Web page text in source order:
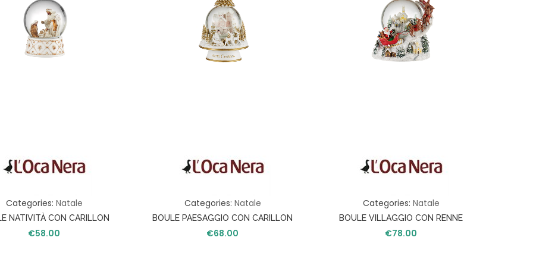
Categories: Natale
NATIVITÀ CON CARILLON
€58.00
Categories: Natale
BOULE PAESAGGIO CON CARILLON
€68.00
Categories: Natale
BOULE VILLAGGIO CON RENNE
VOLANTI CON CARILLON
€78.00